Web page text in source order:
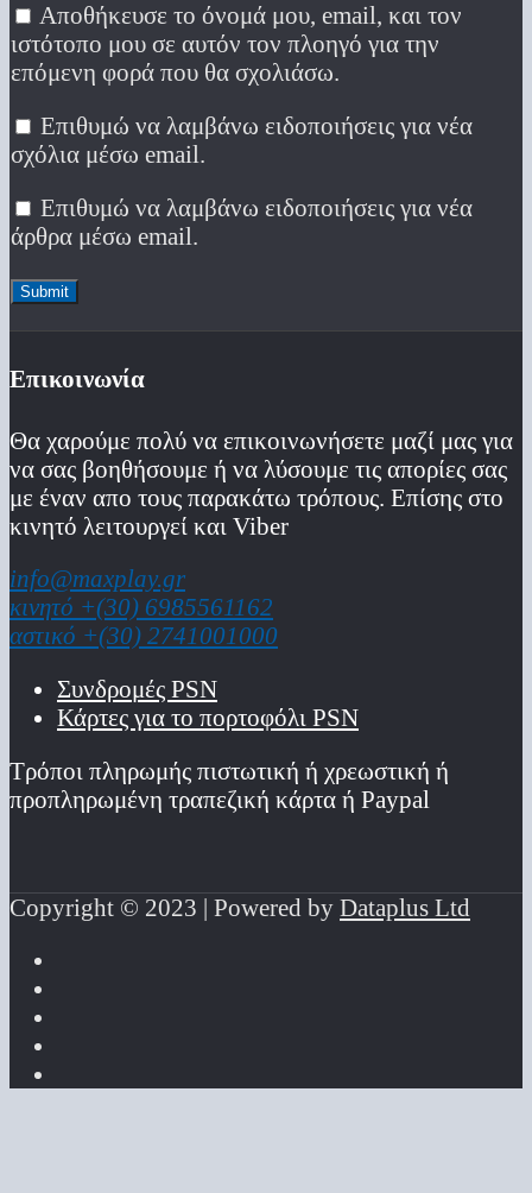
Αποθήκευσε το όνομά μου, email, και τον
ιστότοπο μου σε αυτόν τον πλοηγό για την
επόμενη φορά που θα σχολιάσω.
Επιθυμώ να λαμβάνω ειδοποιήσεις για νέα
σχόλια μέσω email.
Επιθυμώ να λαμβάνω ειδοποιήσεις για νέα
άρθρα μέσω email.
Επικοινωνία
Θα χαρούμε πολύ να επικοινωνήσετε μαζί μας για
να σας βοηθήσουμε ή να λύσουμε τις απορίες σας
με έναν απο τους παρακάτω τρόπους. Επίσης στο
κινητό λειτoυργεί και Viber
info@maxplay.gr
κινητό +(30) 6985561162
αστικό +(30) 2741001000
Συνδρομές PSN
Κάρτες για το πορτοφόλι PSN
Τρόποι πληρωμής πιστωτική ή χρεωστική ή
προπληρωμένη τραπεζική κάρτα ή Paypal
Copyright © 2023 | Powered by Dataplus Ltd